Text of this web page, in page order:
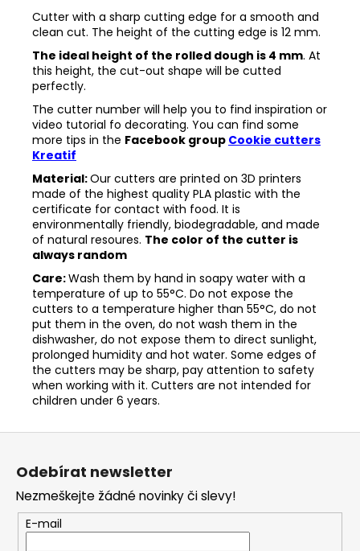
Cutter with a sharp cutting edge for a smooth and
clean cut. The height of the cutting edge is 12 mm.
The ideal height of the rolled dough is 4 mm. At
this height, the cut-out shape will be cutted
perfectly.
The cutter number will help you to find inspiration or
video tutorial fo decorating. You can find some
more tips in the Facebook group Cookie cutters
Kreatif
Material:Our cutters are printed on 3D printers
made of the highest quality PLA plastic with the
certificate for contact with food. It is
environmentally friendly, biodegradable, and made
of natural resoures. The color of the cutter is
always random
Care:Wash them by hand in soapy water with a
temperature of up to 55°C. Do not expose the
cutters to a temperature higher than 55°C, do not
put them in the oven, do not wash them in the
dishwasher, do not expose them to direct sunlight,
prolonged humidity and hot water. Some edges of
the cutters may be sharp, pay attention to safety
when working with it. Cutters are not intended for
children under 6 years.
Z
Odebírat newsletter
Nezmeškejte žádné novinky či slevy!
E-mail